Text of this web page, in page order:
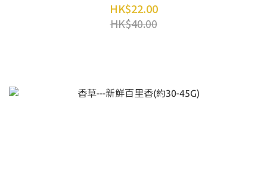
HK$22.00
HK$40.00